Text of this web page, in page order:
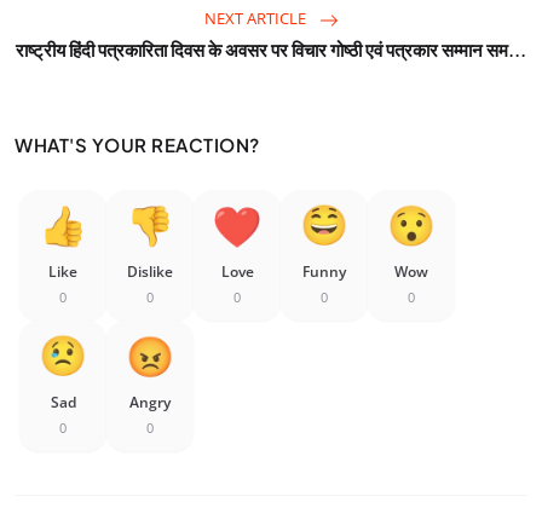
NEXT ARTICLE
राष्ट्रीय हिंदी पत्रकारिता दिवस के अवसर पर विचार गोष्ठी एवं पत्रकार सम्मान सम...
WHAT'S YOUR REACTION?
Like
0
Dislike
0
Love
0
Funny
0
Wow
0
Sad
0
Angry
0